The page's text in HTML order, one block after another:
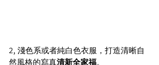
2, 淺色系或者純白色衣服，打造清晰自
然風格的寫真清新全家福。